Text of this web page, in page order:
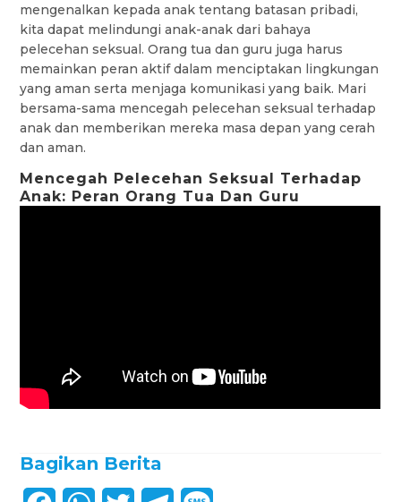
mengenalkan kepada anak tentang batasan pribadi,
kita dapat melindungi anak-anak dari bahaya
pelecehan seksual. Orang tua dan guru juga harus
memainkan peran aktif dalam menciptakan lingkungan
yang aman serta menjaga komunikasi yang baik. Mari
bersama-sama mencegah pelecehan seksual terhadap
anak dan memberikan mereka masa depan yang cerah
dan aman.
Mencegah Pelecehan Seksual Terhadap
Anak: Peran Orang Tua Dan Guru
Bagikan Berita